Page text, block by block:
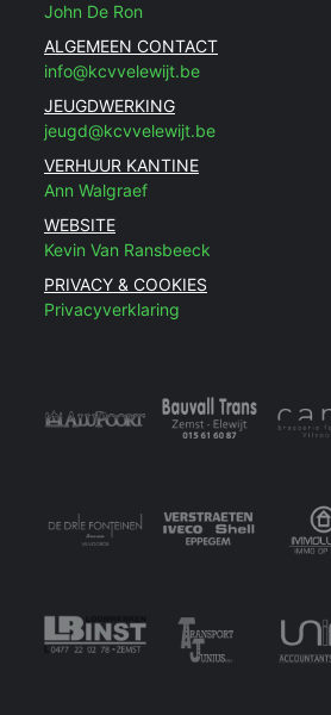
John De Ron
ALGEMEEN CONTACT
info@kcvvelewijt.be
JEUGDWERKING
jeugd@kcvvelewijt.be
VERHUUR KANTINE
Ann Walgraef
WEBSITE
Kevin Van Ransbeeck
PRIVACY & COOKIES
Privacyverklaring